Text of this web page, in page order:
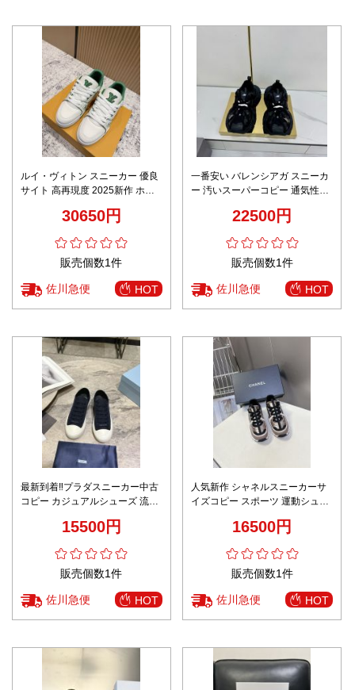
ルイ・ヴィトン スニーカー 優良
サイト 高再現度 2025新作 ホワ
モデル メンズ注目
30650円
販売個数1件
佐川急便 HOT
一番安い バレンシアガ スニーカ
ー 汚いスーパーコピー 通気性い
22500円
販売個数1件
佐川急便 HOT
最新到着‼プラダスニーカー中古
コピー カジュアルシューズ 流行
15500円
販売個数1件
佐川急便 HOT
人気新作 シャネルスニーカーサ
イズコピー スポーツ 運動シュー
16500円
販売個数1件
佐川急便 HOT